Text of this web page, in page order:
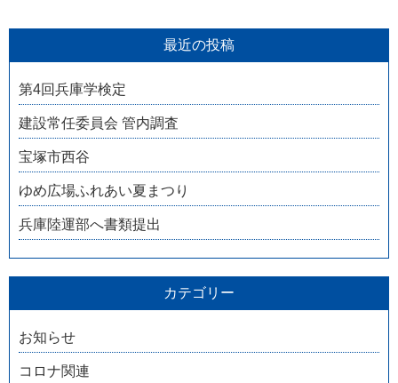
最近の投稿
第4回兵庫学検定
建設常任委員会 管内調査
宝塚市西谷
ゆめ広場ふれあい夏まつり
兵庫陸運部へ書類提出
カテゴリー
お知らせ
コロナ関連